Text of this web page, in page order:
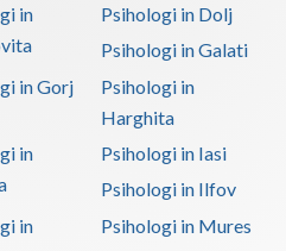
psihoterapeutica in ... (1)
psihoterapeutica in ... (1)
psihoterapeutica in ... (1)
psihoterapeutica in ... (1)
psihoterapeutica in ... (1)
in
Psihologi in Dolj
Psihologi in Galati
in Gorj
Psihologi in
Harghita
in
Psihologi in Iasi
Psihologi in Ilfov
in
Psihologi in Mures